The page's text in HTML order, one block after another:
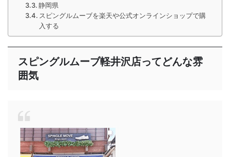
静岡県
スピングルムーブを楽天や公式オンラインショップで購
入する
スピングルムーブ軽井沢店ってどんな雰
囲気